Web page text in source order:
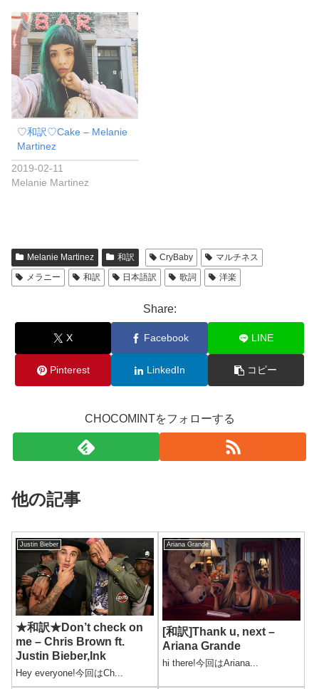
♡和訳♡Cake – Melanie
Martinez
2019-02-11
Melanie Martinez
Melanie Martinez 和訳 CryBaby
マルチネス
メラニー
和訳 日本語訳 歌詞 洋楽
Share:
X Facebook LINE
Pinterest LinkedIn コピー
CHOCOMINTをフォローする
他の記事
Justin Bieber
★和訳★Don’t check on
me – Chris Brown ft.
Justin Bieber,Ink
Hey everyone!今回はCh...
Ariana Grande
[和訳]Thank u, next –
Ariana Grande
hi there!今回はAriana...